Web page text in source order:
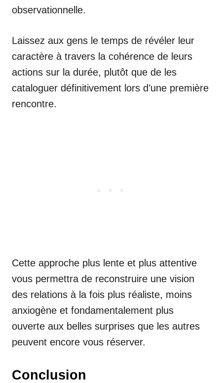
observationnelle.
Laissez aux gens le temps de révéler leur
caractère à travers la cohérence de leurs
actions sur la durée, plutôt que de les
cataloguer définitivement lors d’une première
rencontre.
Cette approche plus lente et plus attentive
vous permettra de reconstruire une vision
des relations à la fois plus réaliste, moins
anxiogène et fondamentalement plus
ouverte aux belles surprises que les autres
peuvent encore vous réserver.
Conclusion